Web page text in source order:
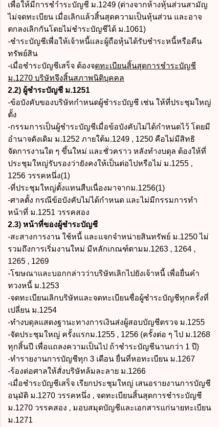
เพื่อให้มีการชำำระบัญชี ม.1249 (ต่างจากห้างหุ้นส่วนสามัญ
ไม่จดทะเบียน เมื่อเลิกแล้วสิ้นสุดความเป็นหุ้นส่วน และอาจ
ตกลงเลิกกันโดยไม่ชำระบัญชีได้ ม.1061)
-ชำระบัญชีเพื่อให้เจ้าหนี้และผู้ถือหุ้นได้รับชำระหนี้หรือคืน
ทรัพย์สิน
-เมื่อชำระบัญชีเสร็จ ต้องจดทะเบียนสิ้นสุดการชำระบัญชี
ม.1270 บริษัทจึงสิ้นสภาพนิติบุคคล
2.2) ผู้ชำระบัญชี ม.1251
-ข้อบังคับของบริษัทกำหนดผู้ชำระบัญชี เช่น ให้ที่ประชุมใหญ่
ตั้ง
-กรรมการเป็นผู้ชำระบัญชีเมื่อข้อบังคับไม่ได้กำหนดไว้ โดยมี
อำนาจดังเดิม ม.1252 ภายใต้ม.1249 , 1250 คือไม่มีสิทธิ
จัดการงานใด ๆ ขึ้นใหม่ และชั่วคราว หลังทำงบดุล ต้องให้ที่
ประชุมใหญ่รับรองว่ายังคงให้เป็นต่อไปหรือไม่ ม.1255 ,
1256 วรรคหนึ่ง(1)
-ที่ประชุมใหญ่ตั้งแทนสืบเนื่องมาจากม.1256(1)
-ศาลตั้ง กรณีข้อบังคับไม่ได้กำหนด และไม่มีกรรมการทำ
หน้าที่ ม.1251 วรรคสอง
2.3) หน้าที่ของผู้ชำระบัญชี
-สะสางการงาน ใช้หนี้ และแจกจำหน่ายสินทรัพย์ ม.1250 ไม่
รวมถึงการเริ่มงานใหม่ มีหลักเกณฑ์ตามม.1263 , 1264 ,
1265 , 1269
-โฆษณาและบอกกล่าวว่าบริษัทเลิกไปยังเจ้าหนี้ เพื่อยื่นคำ
ทวงหนี้ ม.1253
-จดทะเบียนเลิกบริษัทและจดทะเบียนชื่อผู้ชำระบัญชีทุกครั้งที่
เปลี่ยน ม.1254
-ทำงบดุลแสดงฐานะทางการเงินส่งผู้สอบบัญชีตรวจ ม.1255
-จัดประชุมใหญ่ ครั้งแรกม.1255 , 1256 (ครั้งต่อ ๆ ไป ม.1268
ทุกสิ้นปี เพื่อแถลงความเป็นไป ถ้าชำระบัญชีนานกว่า 1 ปี)
-ทำรายงานการบัญชีทุก 3 เดือน ยื่นที่หอทะเบียน ม.1267
-ร้องต่อศาลให้สั่งบริษัทล้มละลาย ม.1266
-เมื่อชำระบัญชีเสร็จ เรียกประชุมใหญ่ เสนอรายงานการบัญชี
อนุมัติ ม.1270 วรรคหนึ่ง , จดทะเบียนสิ้นสุดการชำระบัญชี
ม.1270 วรรคสอง , มอบสมุดบัญชีและเอกสารแก่นายทะเบียน
ม.1271